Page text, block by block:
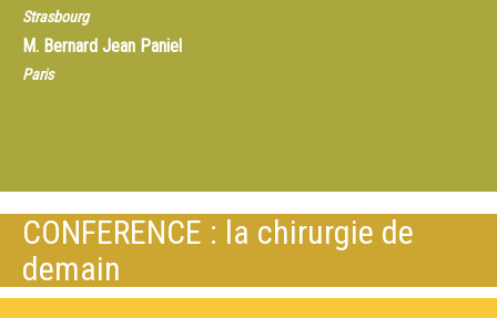
Strasbourg
M. Bernard Jean Paniel
Paris
CONFERENCE : la chirurgie de
demain